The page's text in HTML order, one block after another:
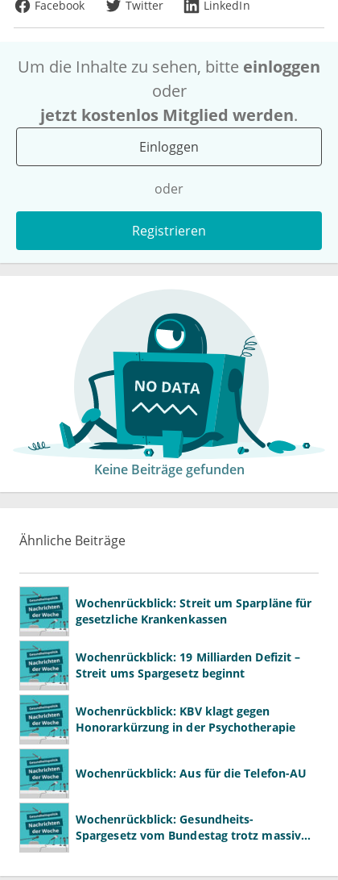
Facebook Twitter LinkedIn
Um die Inhalte zu sehen, bitte einloggen
oder
jetzt kostenlos Mitglied werden.
Einloggen
oder
Registrieren
Keine Beiträge gefunden
Ähnliche Beiträge
Wochenrückblick: Streit um Sparpläne für
gesetzliche Krankenkassen
Wochenrückblick: 19 Milliarden Defizit –
Streit ums Spargesetz beginnt
Wochenrückblick: KBV klagt gegen
Honorarkürzung in der Psychotherapie
Wochenrückblick: Aus für die Telefon-AU
Wochenrückblick: Gesundheits-
Spargesetz vom Bundestag trotz massiver